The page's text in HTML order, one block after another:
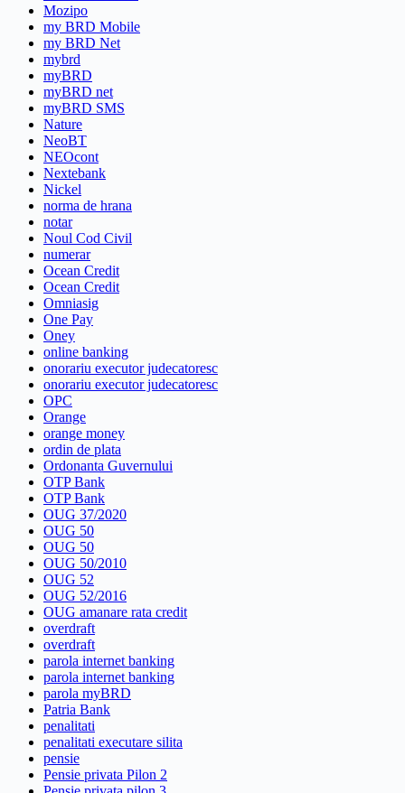
Mozipo
my BRD Mobile
my BRD Net
mybrd
myBRD
myBRD net
myBRD SMS
Nature
NeoBT
NEOcont
Nextebank
Nickel
norma de hrana
notar
Noul Cod Civil
numerar
Ocean Credit
Ocean Credit
Omniasig
One Pay
Oney
online banking
onorariu executor judecatoresc
onorariu executor judecatoresc
OPC
Orange
orange money
ordin de plata
Ordonanta Guvernului
OTP Bank
OTP Bank
OUG 37/2020
OUG 50
OUG 50
OUG 50/2010
OUG 52
OUG 52/2016
OUG amanare rata credit
overdraft
overdraft
parola internet banking
parola internet banking
parola myBRD
Patria Bank
penalitati
penalitati executare silita
pensie
Pensie privata Pilon 2